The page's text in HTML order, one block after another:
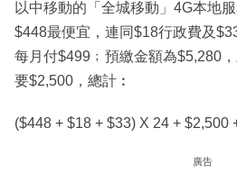
以中移動的「全城移動」4G本地
$448最便宜，連同$18行政費及
每月付$499﹔預繳金額為$5,280
要$2,500，總計︰
($448 + $18 + $33) X 24 + $2,500
廣告